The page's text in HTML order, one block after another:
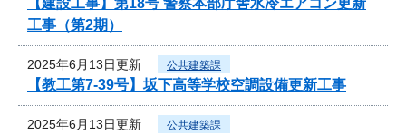
工事（第2期）
2025年6月13日更新 公共建築課
【教工第7-39号】坂下高等学校空調設備更新工事
2025年6月13日更新 公共建築課